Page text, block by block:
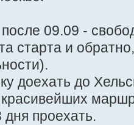
09.09 -
старта и
доехать до
дня проехать.